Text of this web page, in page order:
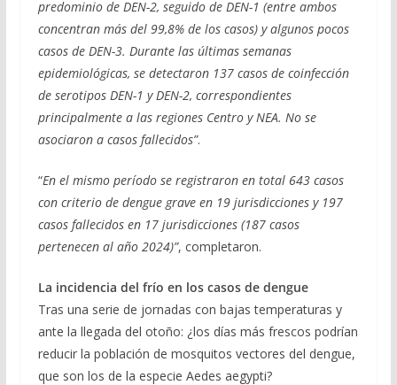
predominio de DEN-2, seguido de DEN-1 (entre ambos
concentran más del 99,8% de los casos) y algunos pocos
casos de DEN-3. Durante las últimas semanas
epidemiológicas, se detectaron 137 casos de coinfección
de serotipos DEN-1 y DEN-2, correspondientes
principalmente a las regiones Centro y NEA. No se
asociaron a casos fallecidos”.
“En el mismo período se registraron en total 643 casos
con criterio de dengue grave en 19 jurisdicciones y 197
casos fallecidos en 17 jurisdicciones (187 casos
pertenecen al año 2024)”, completaron.
La incidencia del frío en los casos de dengue
Tras una serie de jornadas con bajas temperaturas y
ante la llegada del otoño: ¿los días más frescos podrían
reducir la población de mosquitos vectores del dengue,
que son los de la especie Aedes aegypti?